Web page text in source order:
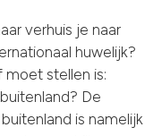
verhuis je naar
huwelijk?
moet stellen is:
De
is namelijk